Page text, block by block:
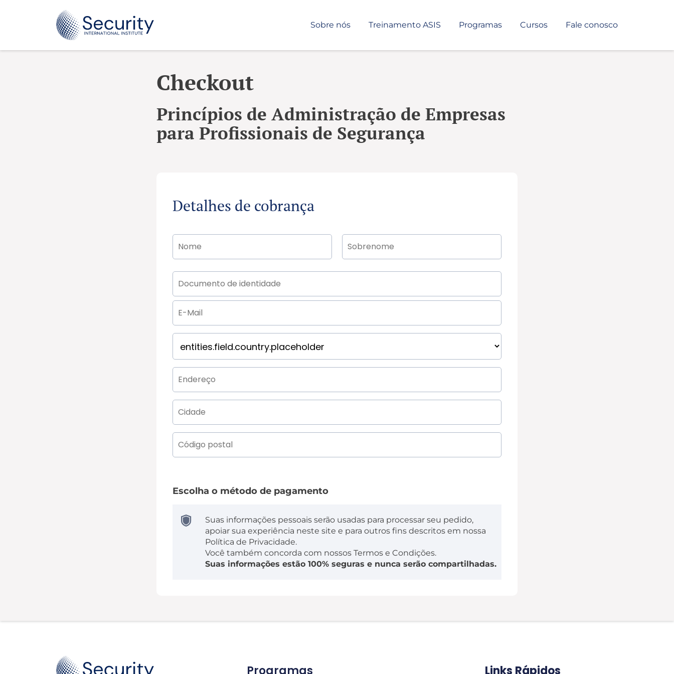
Sobre nós Treinamento ASIS Programas Cursos Fale conosco
Checkout
Princípios de Administração de Empresas
para Profissionais de Segurança
Detalhes de cobrança
Escolha o método de pagamento
Suas informações pessoais serão usadas para processar seu pedido,
apoiar sua experiência neste site e para outros fins descritos em nossa
Política de Privacidade.
Você também concorda com nossos Termos e Condições.
Suas informações estão 100% seguras e nunca serão compartilhadas.
Programas Links Rápidos